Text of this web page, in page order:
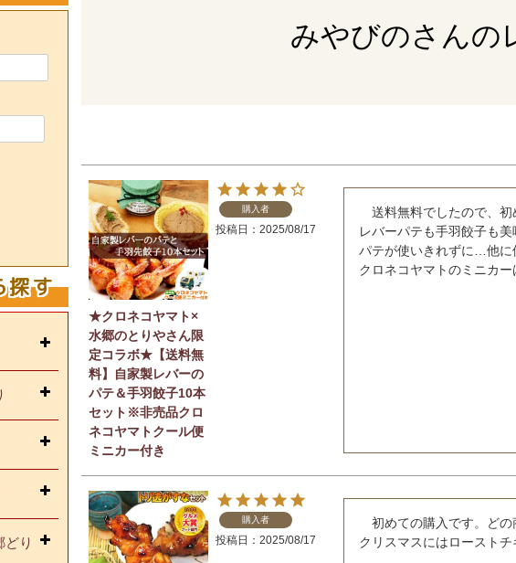
探す
どり
みやびのさんの
★クロネコヤマト×
水郷のとりやさん限
定コラボ★【送料無
料】自家製レバーの
パテ＆手羽餃子10本
セット※非売品クロ
ネコヤマトクール便
ミニカー付き
購入者
投稿日 2025/08/17
送料無料でしたので、初
レバーパテも手羽餃子も
パテが使いきれずに…他に
クロネコヤマトのミニカー
購入者
投稿日 2025/08/17
初めての購入です。どの
クリスマスにはロースト